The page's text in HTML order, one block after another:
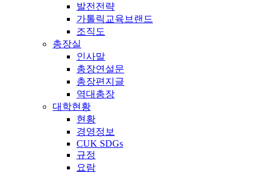
발전전략
가톨릭교육브랜드
조직도
총장실
인사말
총장연설문
총장편지글
역대총장
대학현황
현황
경영정보
CUK SDGs
규정
요람